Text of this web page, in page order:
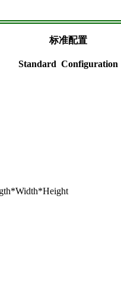
标准配置
Standard Configuration